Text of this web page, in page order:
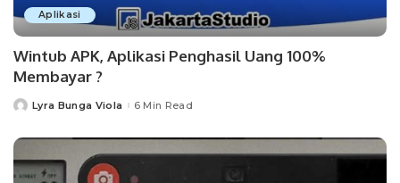
Aplikasi
Wintub APK, Aplikasi Penghasil Uang 100%
Membayar ?
PostedLyra Bunga Viola 6 Min Read